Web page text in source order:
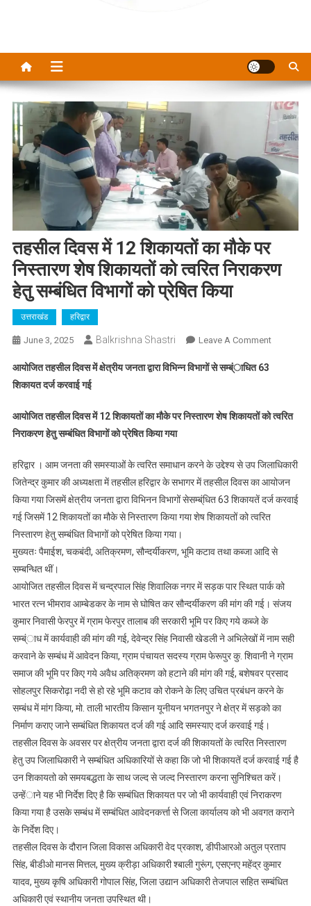
तहसील दिवस में 12 शिकायतों का मौके पर
निस्तारण शेष शिकायतों को त्वरित निराकरण
हेतु सम्बंधित विभागों को प्रेषित किया
उत्तराखंड हरिद्वार
June 3, 2025 Balkrishna Shastri Leave A CommentOn
शिकायतों
पर
निस्तारण
शेष
शिकायतों
त्वरित
हेतु
प्रेषित
किया
आयोजित तहसील दिवस में क्षेत्रीय जनता द्वारा विभिन्न विभागों से सम्ब्ंाधित 63
शिकायत दर्ज करवाई गई
आयोजित तहसील दिवस में 12 शिकायतों का मौके पर निस्तारण शेष शिकायतों को त्वरित
निराकरण हेतु सम्बंधित विभागों को प्रेषित किया गया
हरिद्वार । आम जनता की समस्याओं के त्वरित समाधान करने के उद्देश्य से उप जिलाधिकारी
जितेन्द्र कुमार की अध्यक्षता में तहसील हरिद्वार के सभागर में तहसील दिवस का आयोजन
किया गया जिसमें क्षेत्रीय जनता द्वारा विभिनन विभागों सेसम्ब्ंधित 63 शिकायतें दर्ज करवाई
गई जिसमें 12 शिकायतों का मौके से निस्तारण किया गया शेष शिकायतों को त्वरित
निस्तारण हेतु सम्बंधित विभागों को प्रेषित किया गया।
मुख्यतः पैमाईश, चकबंदी, अतिक्रमण, सौन्दर्यीकरण, भूमि कटाव तथा कब्जा आदि से
सम्बन्धित थीं।
आयोजित तहसील दिवस में चन्द्रपाल सिंह शिवालिक नगर में सड़क पार स्थित पार्क को
भारत रत्न भीमराव आम्बेडकर के नाम से घोषित कर सौन्दर्यीकरण की मांग की गई। संजय
कुमार निवासी फेरपुर में ग्राम फेरपुर तालाब की सरकारी भूमि पर किए गये कब्जे के
सम्ब्ंाध में कार्यवाही की मांग की गई, देवेन्द्र सिंह निवासी खेडली ने अभिलेखों में नाम सही
करवाने के सम्बंध में आवेदन किया, ग्राम पंचायत सदस्य ग्राम फेरूपुर कु. शिवानी ने ग्राम
समाज की भूमि पर किए गये अवैध अतिक्रमण को हटाने की मांग की गई, बशेषवर प्रसाद
सोहलपुर सिकरोढ़ा नदी से हो रहे भूमि कटाव को रोकने के लिए उचित प्रबंधन करने के
सम्बंध में मांग किया, मो. ताली भारतीय किसान यूनीयन भगतनपुर ने क्षेत्र में सड़को का
निर्माण कराए जाने सम्बंधित शिकायत दर्ज की गई आदि समस्याए दर्ज करवाई गई।
तहसील दिवस के अवसर पर क्षेत्रीय जनता द्वारा दर्ज की शिकायतों के त्वरित निस्तारण
हेतु उप जिलाधिकारी ने सम्बंधित अधिकारियों से कहा कि जो भी शिकायतें दर्ज करवाई गई है
उन शिकायतो को समयबद्धता के साथ जल्द से जल्द निस्तारण करना सुनिश्चित करें।
उन्हेंाने यह भी निर्देश दिए है कि सम्बंधित शिकायत पर जो भी कार्यवाही एवं निराकरण
किया गया है उसके सम्बंध में सम्बंधित आवेदनकर्त्ता से जिला कार्यालय को भी अवगत कराने
के निर्देश दिए।
तहसील दिवस के दौरान जिला विकास अधिकारी वेद प्रकाश, डीपीआरओ अतुल प्रताप
सिंह, बीडीओ मानस मित्तल, मुख्य क्रीड़ा अधिकारी श्बाली गुरूंग, एसएनए महेंद्र कुमार
यादव, मुख्य कृषि अधिकारी गोपाल सिंह, जिला उद्यान अधिकारी तेजपाल सहित सम्बंधित
अधिकारी एवं स्थानीय जनता उपस्थित थी।